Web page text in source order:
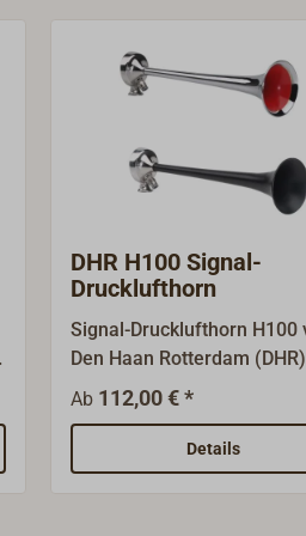
DHR H100 Signal-
Drucklufthorn
Signal-Drucklufthorn H100
Den Haan Rotterdam
nicht ausrüstungspflichtige
Segelyachten und
Motoryachten.Ein
robusten Materialien im
Ab 112,00 € *
Details